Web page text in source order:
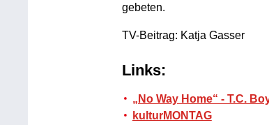
gebeten.
TV-Beitrag: Katja Gasser
Links:
„No Way Home“ - T.C.
kulturMONTAG